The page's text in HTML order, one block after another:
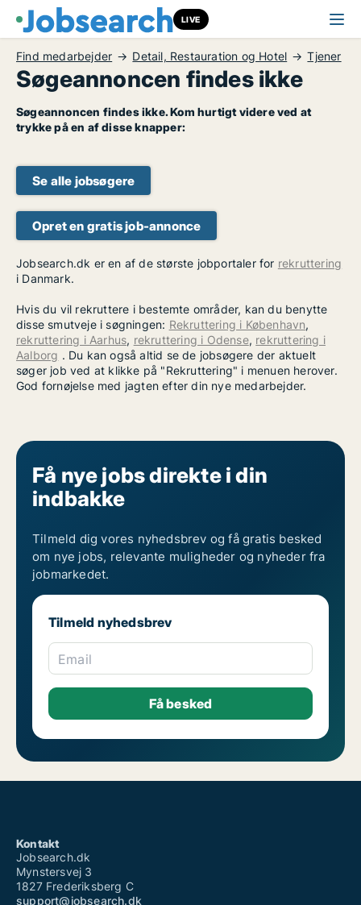
LIVE
Find medarbejder Detail, Restauration og Hotel Tjener
Søgeannoncen findes ikke
Søgeannoncen findes ikke. Kom hurtigt videre ved at
trykke på en af disse knapper:
Se alle jobsøgere
Opret en gratis job-annonce
Jobsearch.dk er en af de største jobportaler for rekruttering
i Danmark.
Hvis du vil rekruttere i bestemte områder, kan du benytte
disse smutveje i søgningen: Rekruttering i København,
rekruttering i Aarhus, rekruttering i Odense, rekruttering i
Aalborg . Du kan også altid se de jobsøgere der aktuelt
søger job ved at klikke på "Rekruttering" i menuen herover.
God fornøjelse med jagten efter din nye medarbejder.
Få nye jobs direkte i din
indbakke
Tilmeld dig vores nyhedsbrev og få gratis besked
om nye jobs, relevante muligheder og nyheder fra
jobmarkedet.
Tilmeld nyhedsbrev
Email
Kontakt
Jobsearch.dk
Mynstersvej 3
1827 Frederiksberg C
support@jobsearch.dk